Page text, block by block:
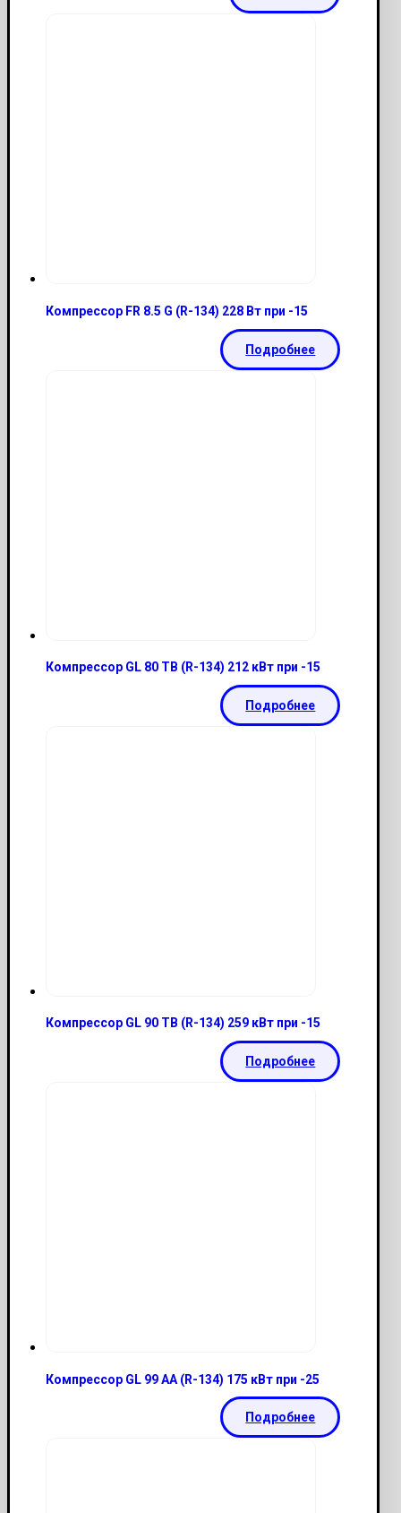
Компрессор FR 8.5 G (R-134) 228 Вт при -15
Подробнее
Компрессор GL 80 TB (R-134) 212 кВт при -15
Подробнее
Компрессор GL 90 TB (R-134) 259 кВт при -15
Подробнее
Компрессор GL 99 АА (R-134) 175 кВт при -25
Подробнее